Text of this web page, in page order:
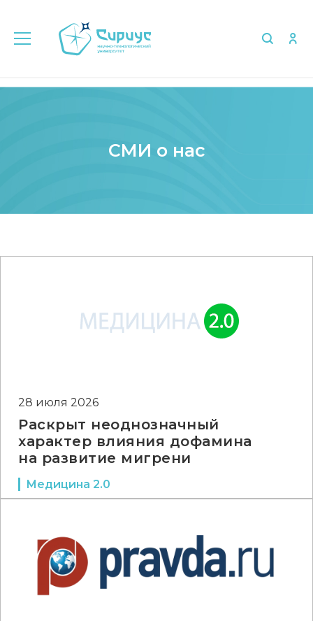
СМИ о нас
28 июля 2026
Раскрыт неоднозначный
характер влияния дофамина
на развитие мигрени
Медицина 2.0